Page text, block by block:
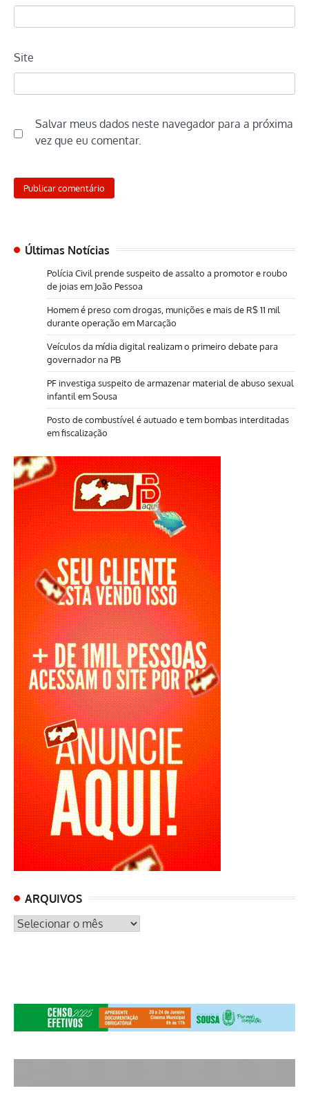
Site
Salvar meus dados neste navegador para a próxima
vez que eu comentar.
Últimas Notícias
Polícia Civil prende suspeito de assalto a promotor e roubo
de joias em João Pessoa
Homem é preso com drogas, munições e mais de R$ 11 mil
durante operação em Marcação
Veículos da mídia digital realizam o primeiro debate para
governador na PB
PF investiga suspeito de armazenar material de abuso sexual
infantil em Sousa
Posto de combustível é autuado e tem bombas interditadas
em fiscalização
ARQUIVOS
ARQUIVOS